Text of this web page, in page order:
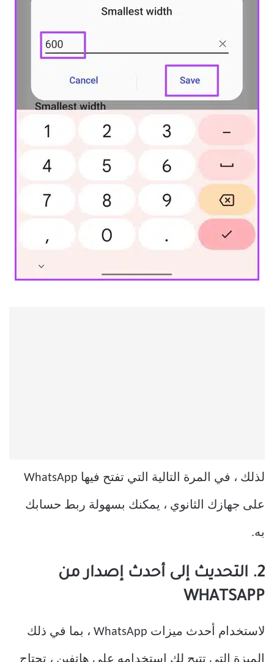
لذلك ، في المرة التالية التي تفتح فيها WhatsApp
على جهازك الثانوي ، يمكنك بسهولة ربط حسابك
به.
2. التحديث إلى أحدث إصدار من
WHATSAPP
لاستخدام أحدث ميزات WhatsApp ، بما في ذلك